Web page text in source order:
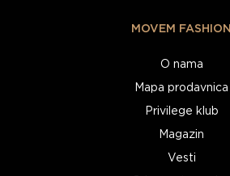
MOVEM FASHION
O nama
Mapa prodavnica
Privilege klub
Magazin
Vesti